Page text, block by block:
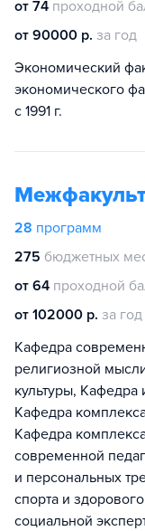
от 74 проходной
от 90000 р. за год
Экономический
экономического
с 1991 г.
28 программ
275 бюджетных
от 64 проходной
от 102000 р. за год
Кафедра
религиозной
культуры, Кафедра
Кафедра
Кафедра
современной
и персональных
спорта и
социальной